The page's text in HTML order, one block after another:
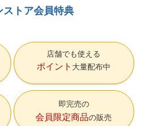
ストア会員特典
店舗でも使える
ポイント 大量配布中
即完売の
会員限定商品の販売